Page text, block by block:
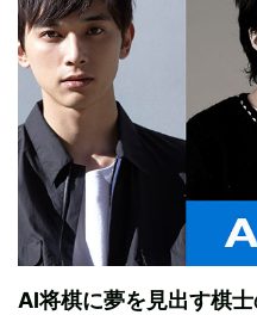
AI将棋に夢を見出す棋